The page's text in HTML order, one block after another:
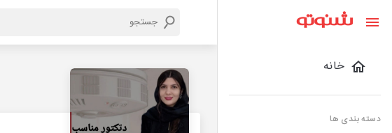
خانه
دسته بندی ها